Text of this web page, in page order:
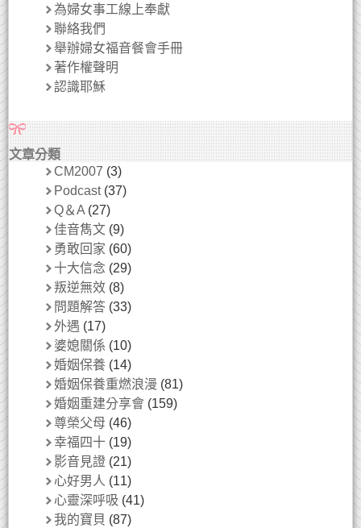
為婦女事工線上奉獻
聯絡我們
舉辦婦女福音餐會手冊
著作權聲明
認識耶穌
文章分類
CM2007 (3)
Podcast(37)
Q＆A (27)
佳音雋文 (9)
勇敢回家 (60)
十大信念 (29)
叛逆無效 (8)
問題解答 (33)
外遇 (17)
婆媳關係 (10)
婚姻保養 (14)
婚姻保養重燃浪漫 (81)
婚姻重建分享會 (159)
尊榮父母 (46)
幸福四十 (19)
影音見證 (21)
心好男人 (11)
心靈深呼吸 (41)
我的寶貝 (87)